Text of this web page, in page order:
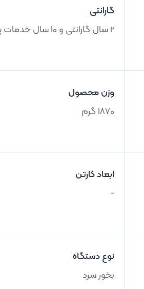
گارانتی
2 سال گارانتی و 10 سال خدمات پس از فروش
وزن محصول
1870 گرم
ابعاد کارتن
-
نوع دستگاه
بخور سرد